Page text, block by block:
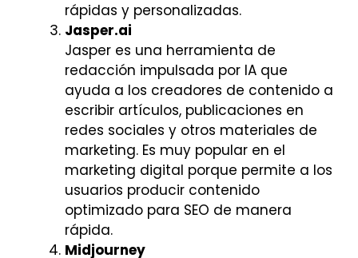
rápidas y personalizadas.
Jasper.ai
Jasper es una herramienta de
redacción impulsada por IA que
ayuda a los creadores de contenido a
escribir artículos, publicaciones en
redes sociales y otros materiales de
marketing. Es muy popular en el
marketing digital porque permite a los
usuarios producir contenido
optimizado para SEO de manera
rápida.
Midjourney